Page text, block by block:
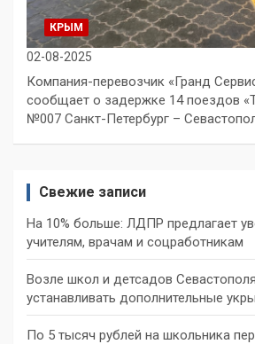
КРЫМ
02-08-2025
Компания-перевозчик «Гранд
сообщает о задержке 14 поездов
№007 Санкт-Петербург –
Свежие записи
На 10% больше: ЛДПР предлагает
учителям, врачам и соцработникам
Возле школ и детсадов
устанавливать дополнительные
По 5 тысяч рублей на школьника